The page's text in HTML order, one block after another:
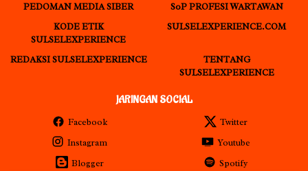
PEDOMAN MEDIA SIBER
S0P PROFESI WARTAWAN
KODE ETIK
SULSELEXPERIENCE
SULSELEXPERIENCE.COM
REDAKSI SULSELEXPERIENCE
TENTANG
SULSELEXPERIENCE
JARINGAN SOCIAL
Facebook
Twitter
Instagram
Youtube
Blogger
Spotify